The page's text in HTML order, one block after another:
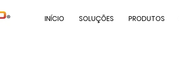
INÍCIO SOLUÇÕES PRODUTOS